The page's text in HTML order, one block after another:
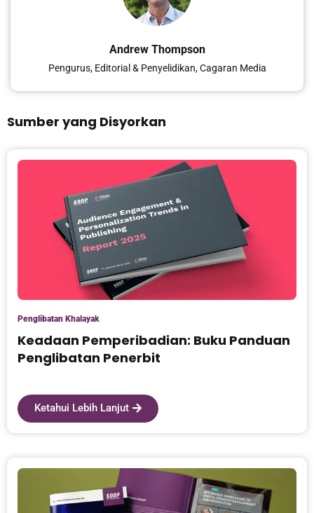
Andrew Thompson
Pengurus, Editorial & Penyelidikan, Cagaran Media
Sumber yang Disyorkan
Penglibatan Khalayak
Keadaan Pemperibadian: Buku Panduan
Penglibatan Penerbit
Ketahui Lebih Lanjut